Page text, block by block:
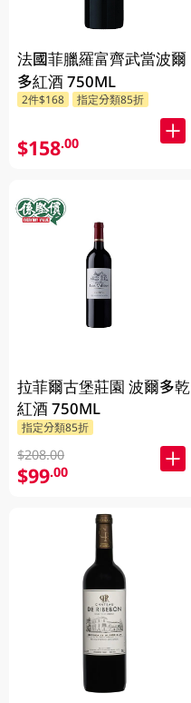
法國菲臘羅富齊武當波爾
多紅酒 750ML
2件$168 指定分類85折
$158.00
拉菲爾古堡莊園 波爾多乾
紅酒 750ML
指定分類85折
$208.00
$99.00